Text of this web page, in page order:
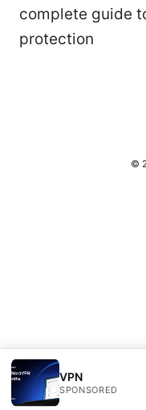
complete guide
protection
VPN
SPONSORED
©